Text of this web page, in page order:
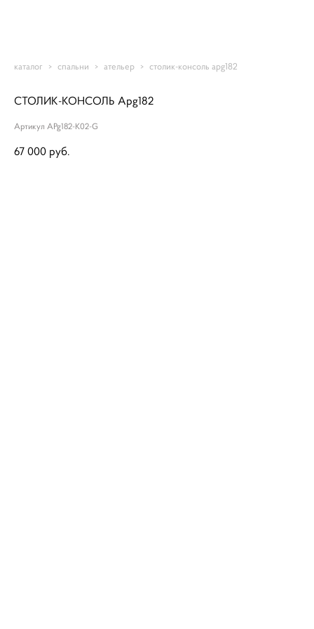
каталог > спальни > ательер > столик-консоль apg182
СТОЛИК-КОНСОЛЬ Apg182
Артикул APg182-K02-G
67 000 pуб.